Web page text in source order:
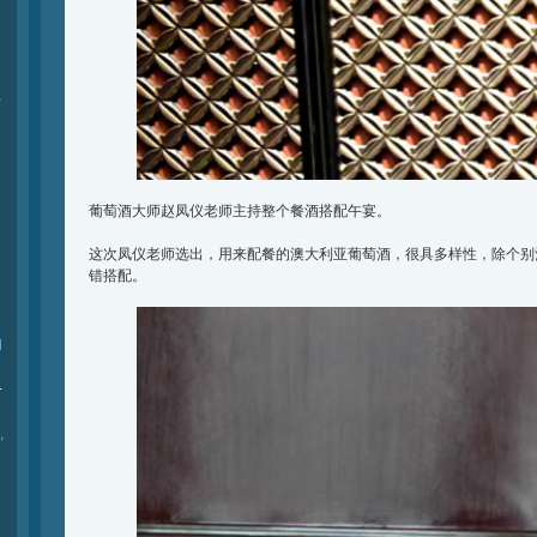
葡萄酒大师赵凤仪老师主持整个餐酒搭配午宴。
这次凤仪老师选出，用来配餐的澳大利亚葡萄酒，很具多样性，除个
错搭配。